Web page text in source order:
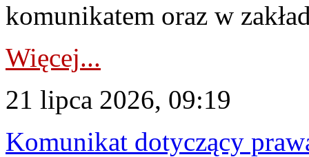
komunikatem oraz w
Więcej...
21 lipca 2026, 09:19
Komunikat dotyczący